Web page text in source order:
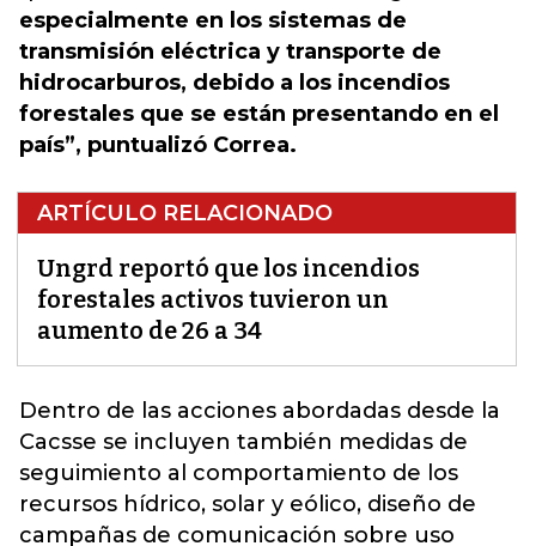
especialmente en los sistemas de
transmisión eléctrica y transporte de
hidrocarburos, debido a los incendios
forestales que se están presentando en el
país”, puntualizó Correa.
ARTÍCULO RELACIONADO
Ungrd reportó que los incendios
forestales activos tuvieron un
aumento de 26 a 34
Dentro de las acciones abordadas desde la
Cacsse se incluyen también medidas de
seguimiento al comportamiento de los
recursos hídrico, solar y eólico, diseño de
campañas de comunicación sobre uso